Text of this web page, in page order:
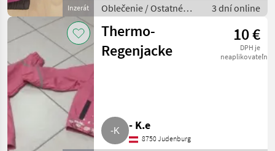
Inzerát
Oblečenie / Ostatné
oblečenie
3 dní online
Thermo-
Regenjacke
10 €
DPH je
neaplikovateľné
- K.e
8750 Judenburg